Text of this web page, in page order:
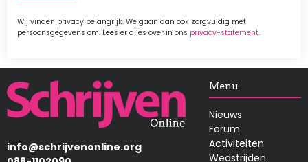
Wij vinden privacy belangrijk. We gaan dan ook zorgvuldig met
persoonsgegevens om. Lees er alles over in ons privacy-statement.
Afbeelding
info@schrijvenonline.org
Menu
Nieuws
Forum
Activiteiten
Wedstrijden